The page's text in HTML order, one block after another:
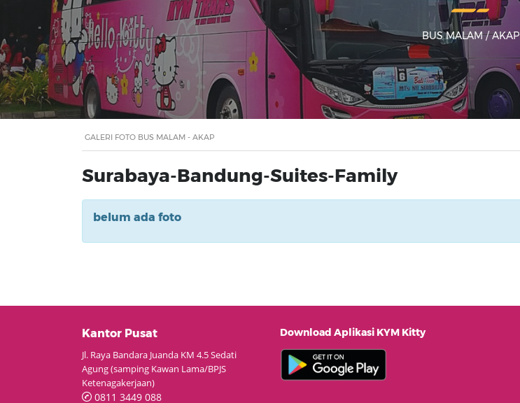
BUS MALAM / AKAP
GALERI FOTO BUS MALAM - AKAP
Surabaya-Bandung-Suites-Family
belum ada foto
Kantor Pusat
Jl. Raya Bandara Juanda KM 4.5 Sedati
Agung (samping Kawan Lama/BPJS
Ketenagakerjaan)
0811 3449 088
Download Aplikasi KYM Kitty